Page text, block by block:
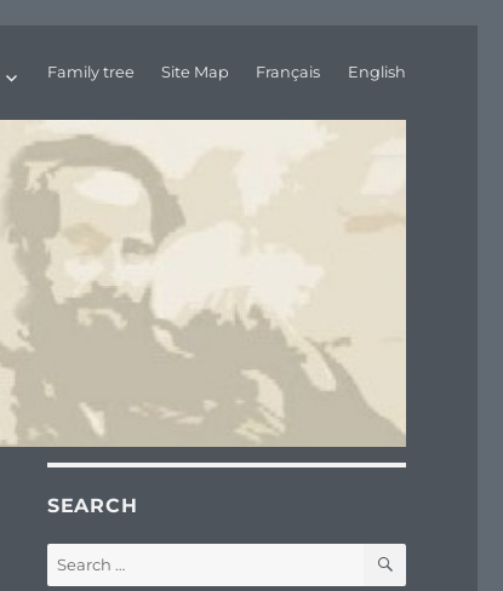
Family tree Site Map Français English
SEARCH
for:
SEARCH